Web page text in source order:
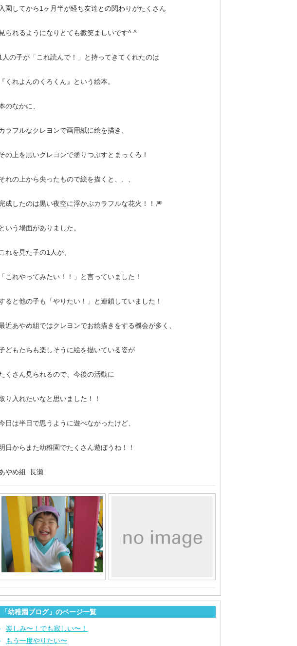
入園してから1ヶ月半が経ち友達との関わりがたくさん
見られるようになりとても微笑ましいです^ ^
人の子が「これ読んで！」と持ってきてくれたのは
『くれよんのくろくん』という絵本。
のなかに、
ラフルなクレヨンで画用紙に絵を描き、
の上を黒いクレヨンで塗りつぶすとまっくろ！
れの上から尖ったもので絵を描くと、、、
成したのは黒い夜空に浮かぶカラフルな花火！！🎆
という場面がありました。
これを見た子の1人が、
「これやってみたい！！」と言っていました！
ると他の子も「やりたい！」と連鎖していました！
近あやめ組ではクレヨンでお絵描きをする機会が多く、
どもたちも楽しそうに絵を描いている姿が
くさん見られるので、今後の活動に
り入れたいなと思いました！！
日は半日で思うように遊べなかったけど、
日からまた幼稚園でたくさん遊ぼうね！！
やめ組 長瀬
「幼稚園ブログ」のページ一覧
楽しみ〜！でも寂しい〜！
もう一度やりたい〜